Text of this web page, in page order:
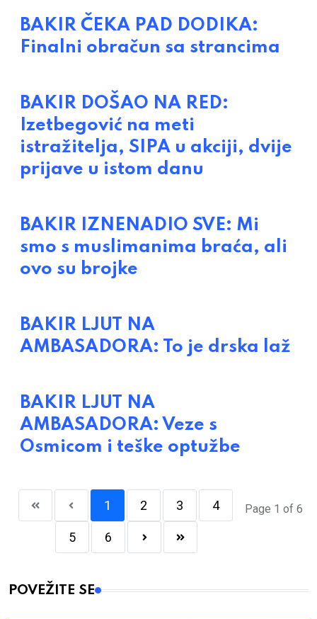
BAKIR ČEKA PAD DODIKA:
Finalni obračun sa strancima
BAKIR DOŠAO NA RED:
Izetbegović na meti
istražitelja, SIPA u akciji, dvije
prijave u istom danu
BAKIR IZNENADIO SVE: Mi
smo s muslimanima braća, ali
ovo su brojke
BAKIR LJUT NA
AMBASADORA: To je drska laž
BAKIR LJUT NA
AMBASADORA: Veze s
Osmicom i teške optužbe
Page 1 of 6
1 2 3 4
5 6
POVEŽITE SE